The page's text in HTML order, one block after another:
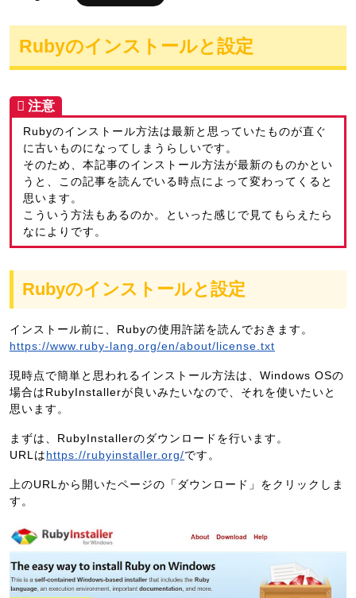
6
Rubyのインストールと設定
Rubyのインストール方法は最新と思っていたものが直ぐ
に古いものになってしまうらしいです。
そのため、本記事のインストール方法が最新のものかとい
うと、この記事を読んでいる時点によって変わってくると
思います。
こういう方法もあるのか。といった感じで見てもらえたら
なによりです。
Rubyのインストールと設定
インストール前に、Rubyの使用許諾を読んでおきます。
https://www.ruby-lang.org/en/about/license.txt
現時点で簡単と思われるインストール方法は、Windows OSの
場合はRubyInstallerが良いみたいなので、それを使いたいと
思います。
まずは、RubyInstallerのダウンロードを行います。
URLはhttps://rubyinstaller.org/です。
上のURLから開いたページの「ダウンロード」をクリックしま
す。